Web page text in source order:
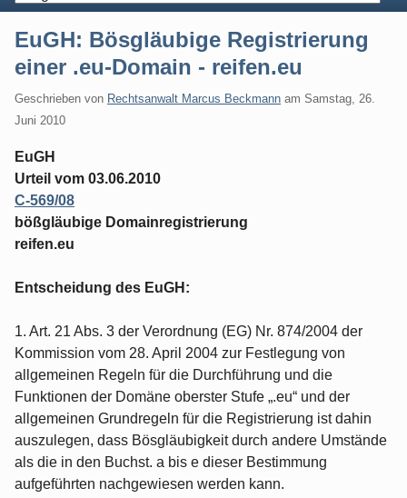
EuGH: Bösgläubige Registrierung
einer .eu-Domain - reifen.eu
Geschrieben von Rechtsanwalt Marcus Beckmann am Samstag, 26.
Juni 2010
EuGH
Urteil vom 03.06.2010
C‑569/08
bößgläubige Domainregistrierung
reifen.eu
Entscheidung des EuGH:
1. Art. 21 Abs. 3 der Verordnung (EG) Nr. 874/2004 der
Kommission vom 28. April 2004 zur Festlegung von
allgemeinen Regeln für die Durchführung und die
Funktionen der Domäne oberster Stufe „.eu“ und der
allgemeinen Grundregeln für die Registrierung ist dahin
auszulegen, dass Bösgläubigkeit durch andere Umstände
als die in den Buchst. a bis e dieser Bestimmung
aufgeführten nachgewiesen werden kann.